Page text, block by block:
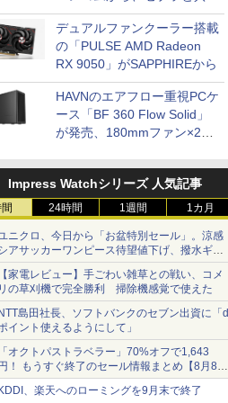
開発
デュアルファンクーラー搭載
の「PULSE AMD Radeon
RX 9050」がSAPPHIREから
HAVNのエアフロー重視PCケ
ース「BF 360 Flow Solid」
が発売、180mmファン×2搭
Impress Watchシリーズ 人気記事
24時間 1週間 1カ月
ニクロ、今日から「お盆特別セール」。涼感
アサッカーワンピース待望値下げ、撥水ギア
ョーツは1990円に
家電レビュー】手ごわい雑草との戦い、コメ
の草刈機で完全勝利 掃除機感覚で使えた
島田社長、ソフトバンクのセブン出資に「d
イント使えるようにして」
オクトパストラベラー」70%オフで1,643
！ もうすぐ終了のセール情報まとめ【8月8日
新】
ンテンドーeショップでは「大神 絶景版」が
、楽天へのローミングを9月末で終了